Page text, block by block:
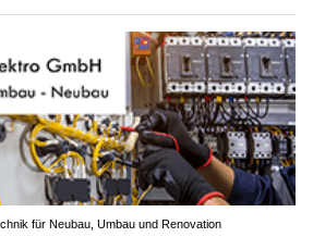
für Neubau, Umbau und Renovation